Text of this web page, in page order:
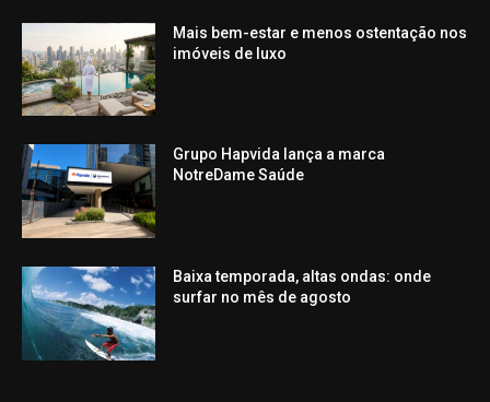
Mais bem-estar e menos ostentação nos
imóveis de luxo
Grupo Hapvida lança a marca
NotreDame Saúde
Baixa temporada, altas ondas: onde
surfar no mês de agosto